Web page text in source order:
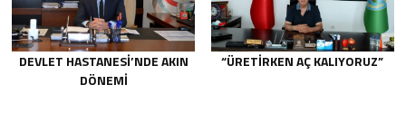
DEVLET HASTANESİ’NDE AKIN
DÖNEMİ
“ÜRETİRKEN AÇ KALIYORUZ”